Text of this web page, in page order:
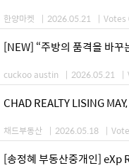
한양마켓 | 2026.05.21 | Votes
[NEW] “주방의 품격을 바꾸
cuckoo austin | 2026.05.21 |
CHAD REALTY LISING
채드부동산 | 2026.05.18 |
[송정혜 부동산중개인] eXp